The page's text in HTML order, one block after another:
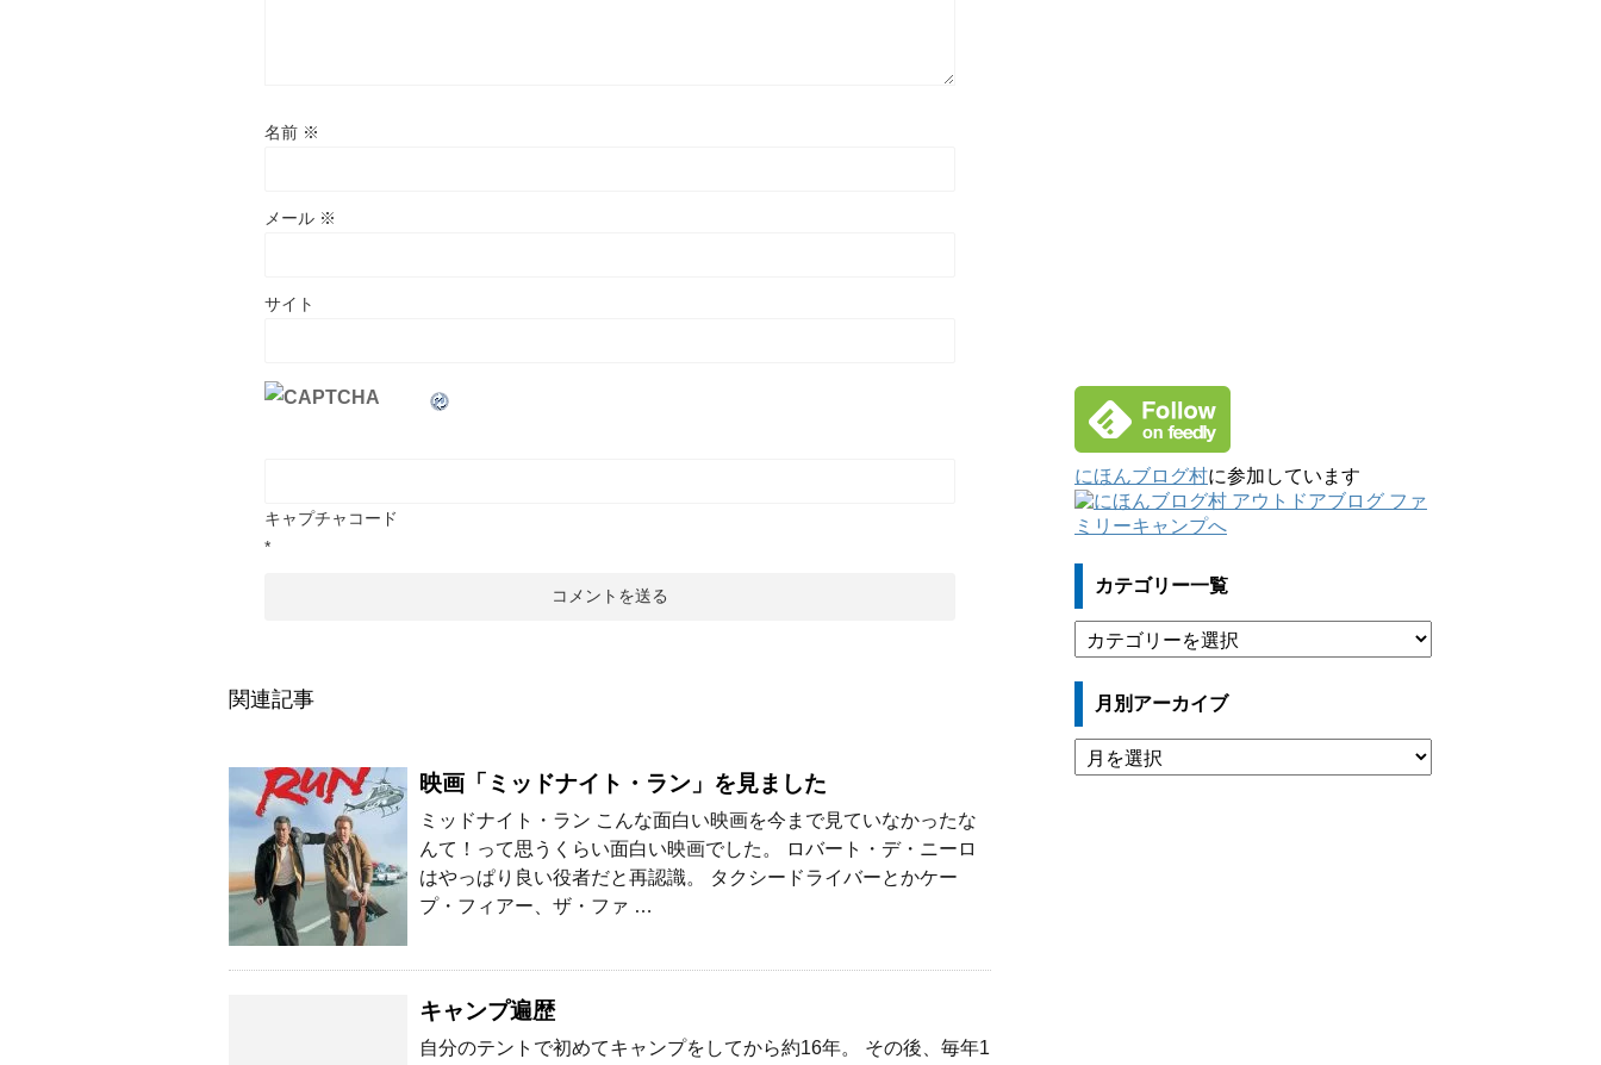
名前 ※
メール ※
サイト
キャプチャコード
*
関連記事
映画「ミッドナイト・ラン」を見ました
ミッドナイト・ラン こんな面白い映画を今まで見ていなかったな
んて！って思うくらい面白い映画でした。 ロバート・デ・ニーロ
はやっぱり良い役者だと再認識。 タクシードライバーとかケー
プ・フィアー、ザ・ファ …
キャンプ遍歴
自分のテントで初めてキャンプをしてから約16年。 その後、毎年1
にほんブログ村に参加しています
カテゴリー一覧
テ
ゴ
ー
一
覧
月別アーカイブ
月
別